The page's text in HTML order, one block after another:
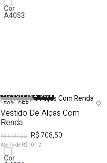
+15% OFF na 2ª peça
50% OFF
Vestido De Alças Com
Renda
R$ 1.417,00 R$ 708,50
Até7x de R$ 101,21